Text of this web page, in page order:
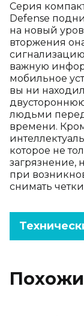
Серия
Defense
на новый
вторжения
важную
мобильное
вы ни
людьми
времени.
которое не
загрязнение,
при
снимать